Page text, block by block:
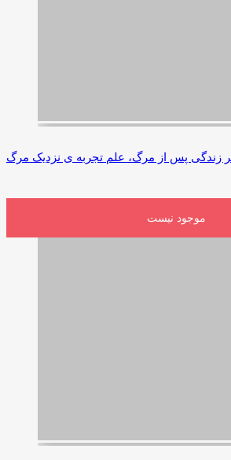
زندگی پس از مرگ، علم تجربه ی نزدیک مرگ
موجود نیست